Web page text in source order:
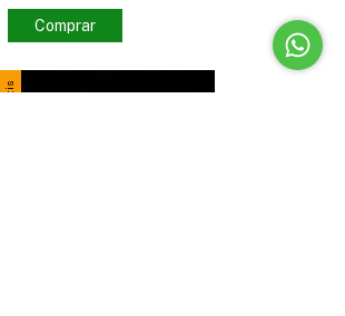
Comprar
Frete grátis